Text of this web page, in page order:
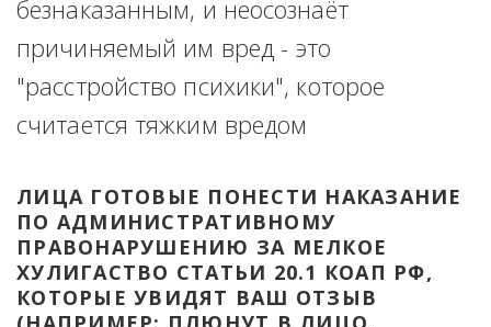
безнаказанным, и неосознаёт
причиняемый им вред - это
"расстройство психики", которое
считается тяжким вредом
ЛИЦА ГОТОВЫЕ ПОНЕСТИ НАКАЗАНИЕ
ПО АДМИНИСТРАТИВНОМУ
ПРАВОНАРУШЕНИЮ ЗА МЕЛКОЕ
ХУЛИГАСТВО СТАТЬИ 20.1 КОАП РФ,
КОТОРЫЕ УВИДЯТ ВАШ ОТЗЫВ